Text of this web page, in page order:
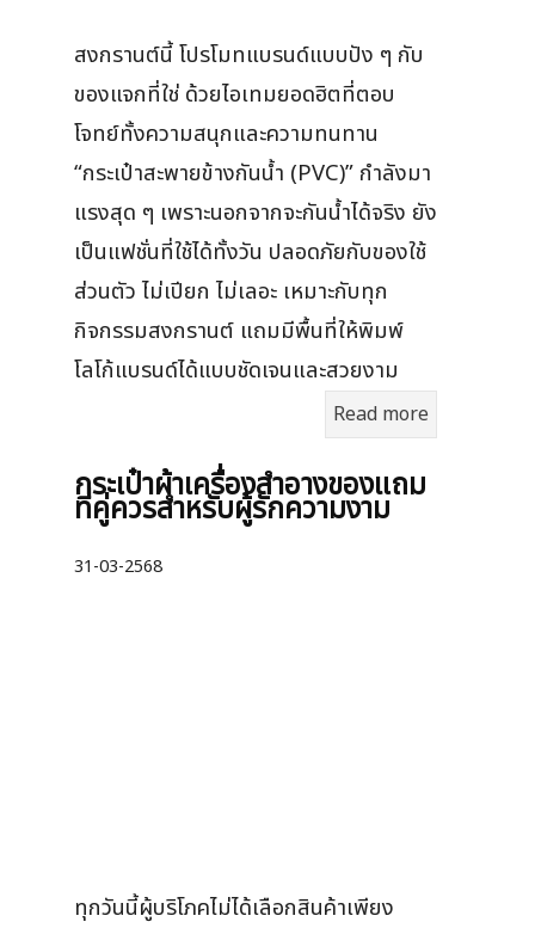
สงกรานต์นี้ โปรโมทแบรนด์แบบปัง ๆ กับ
ของแจกที่ใช่ ด้วยไอเทมยอดฮิตที่ตอบ
โจทย์ทั้งความสนุกและความทนทาน
“กระเป๋าสะพายข้างกันน้ำ (PVC)” กำลังมา
แรงสุด ๆ เพราะนอกจากจะกันน้ำได้จริง ยัง
เป็นแฟชั่นที่ใช้ได้ทั้งวัน ปลอดภัยกับของใช้
ส่วนตัว ไม่เปียก ไม่เลอะ เหมาะกับทุก
กิจกรรมสงกรานต์ แถมมีพื้นที่ให้พิมพ์
โลโก้แบรนด์ได้แบบชัดเจนและสวยงาม
Read more
กระเป๋าผ้าเครื่องสําอางของแถม
ที่คู่ควรสำหรับผู้รักความงาม
31-03-2568
ทุกวันนี้ผู้บริโภคไม่ได้เลือกสินค้าเพียง